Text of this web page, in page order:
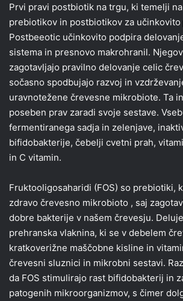
Prvi pravi postbiotik na trgu, ki temelji
prebiotikov in postbiotikov za
Postbeeotic učinkovito podpira
sistema in presnovo makrohranil.
zagotavljajo pravilno delovanje celic
sočasno spodbujajo razvoj in
uravnotežene črevesne mikrobiote. Ta
poseben prav zaradi svoje sestave.
fermentiranega sadja in zelenjave,
bifidobakterije, čebelji cvetni prah,
in C vitamin.
Fruktooligosaharidi (FOS) so prebiotiki,
zdravo črevesno mikrobioto , saj
dobre bakterije v našem črevesju.
prehranska vlaknina, ki se v debelem
kratkoverižne maščobne kisline in
črevesni sluznici in mikrobni sestavi.
da FOS stimulirajo rast bifidobakterij in
patogenih mikroorganizmov, s čimer